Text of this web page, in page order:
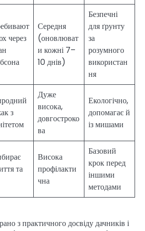
через
Середня
(оновлюват
и кожні 7–
10 днів)
Безпечні
для ґрунту
за
розумного
використан
ня
з
Дуже
висока,
довгостроко
ва
Екологічно,
допомагає й
із мишами
та
Висока
профілакти
чна
Базовий
крок перед
іншими
методами
з практичного досвіду дачників і